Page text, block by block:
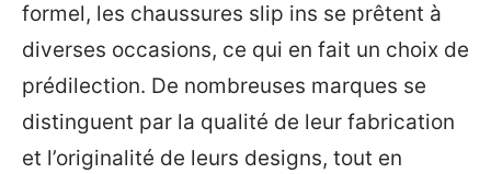
formel, les chaussures slip ins se prêtent à
diverses occasions, ce qui en fait un choix de
prédilection. De nombreuses marques se
distinguent par la qualité de leur fabrication
et l’originalité de leurs designs, tout en